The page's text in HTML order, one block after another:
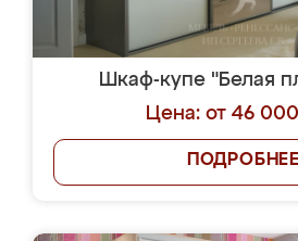
Шкаф-купе "Белая
Цена: от 46
ПОДРОБНЕЕ